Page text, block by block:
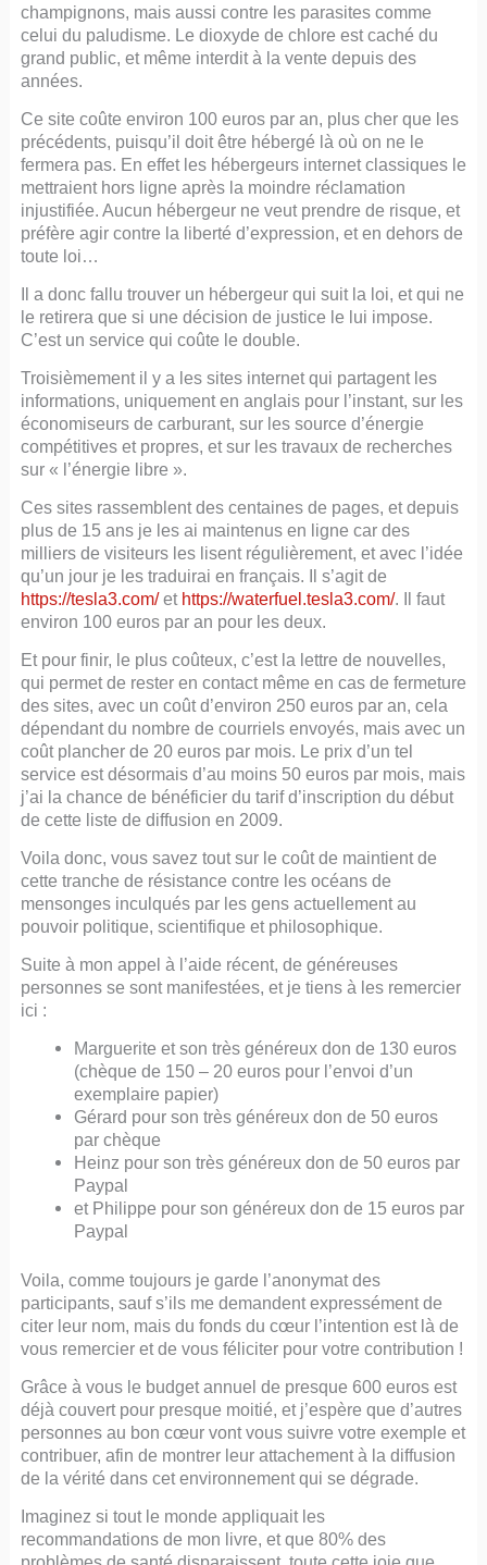
champignons, mais aussi contre les parasites comme
celui du paludisme. Le dioxyde de chlore est caché du
grand public, et même interdit à la vente depuis des
années.
Ce site coûte environ 100 euros par an, plus cher que les
précédents, puisqu’il doit être hébergé là où on ne le
fermera pas. En effet les hébergeurs internet classiques le
mettraient hors ligne après la moindre réclamation
injustifiée. Aucun hébergeur ne veut prendre de risque, et
préfère agir contre la liberté d’expression, et en dehors de
toute loi…
Il a donc fallu trouver un hébergeur qui suit la loi, et qui ne
le retirera que si une décision de justice le lui impose.
C’est un service qui coûte le double.
Troisièmement il y a les sites internet qui partagent les
informations, uniquement en anglais pour l’instant, sur les
économiseurs de carburant, sur les source d’énergie
compétitives et propres, et sur les travaux de recherches
sur « l’énergie libre ».
Ces sites rassemblent des centaines de pages, et depuis
plus de 15 ans je les ai maintenus en ligne car des
milliers de visiteurs les lisent régulièrement, et avec l’idée
qu’un jour je les traduirai en français. Il s’agit de
https://tesla3.com/et https://waterfuel.tesla3.com/. Il faut
environ 100 euros par an pour les deux.
Et pour finir, le plus coûteux, c’est la lettre de nouvelles,
qui permet de rester en contact même en cas de fermeture
des sites, avec un coût d’environ 250 euros par an, cela
dépendant du nombre de courriels envoyés, mais avec un
coût plancher de 20 euros par mois. Le prix d’un tel
service est désormais d’au moins 50 euros par mois, mais
j’ai la chance de bénéficier du tarif d’inscription du début
de cette liste de diffusion en 2009.
Voila donc, vous savez tout sur le coût de maintient de
cette tranche de résistance contre les océans de
mensonges inculqués par les gens actuellement au
pouvoir politique, scientifique et philosophique.
Suite à mon appel à l’aide récent, de généreuses
personnes se sont manifestées, et je tiens à les remercier
ici :
Marguerite et son très généreux don de 130 euros
(chèque de 150 – 20 euros pour l’envoi d’un
exemplaire papier)
Gérard pour son très généreux don de 50 euros
par chèque
Heinz pour son très généreux don de 50 euros par
Paypal
et Philippe pour son généreux don de 15 euros par
Paypal
Voila, comme toujours je garde l’anonymat des
participants, sauf s’ils me demandent expressément de
citer leur nom, mais du fonds du cœur l’intention est là de
vous remercier et de vous féliciter pour votre contribution !
Grâce à vous le budget annuel de presque 600 euros est
déjà couvert pour presque moitié, et j’espère que d’autres
personnes au bon cœur vont vous suivre votre exemple et
contribuer, afin de montrer leur attachement à la diffusion
de la vérité dans cet environnement qui se dégrade.
Imaginez si tout le monde appliquait les
recommandations de mon livre, et que 80% des